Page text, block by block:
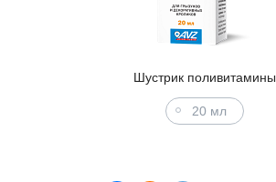
Шустрик поливитамины
20 мл